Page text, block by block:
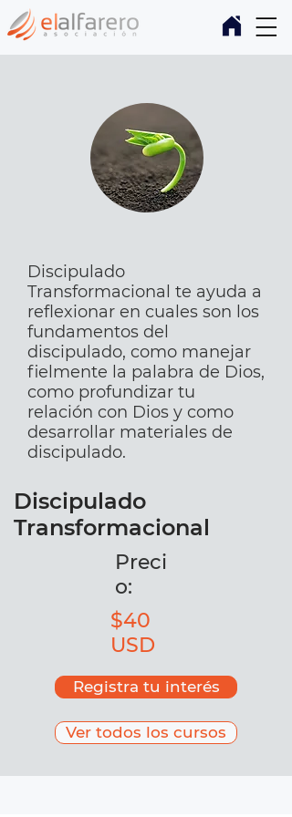
Discipulado
Transformacional te ayuda a
reflexionar en cuales son los
fundamentos del
discipulado, como manejar
fielmente la palabra de Dios,
como profundizar tu
relación con Dios y como
desarrollar materiales de
discipulado.
Discipulado
Transformacional
Preci
o:
$40
USD
Registra tu interés
Ver todos los cursos